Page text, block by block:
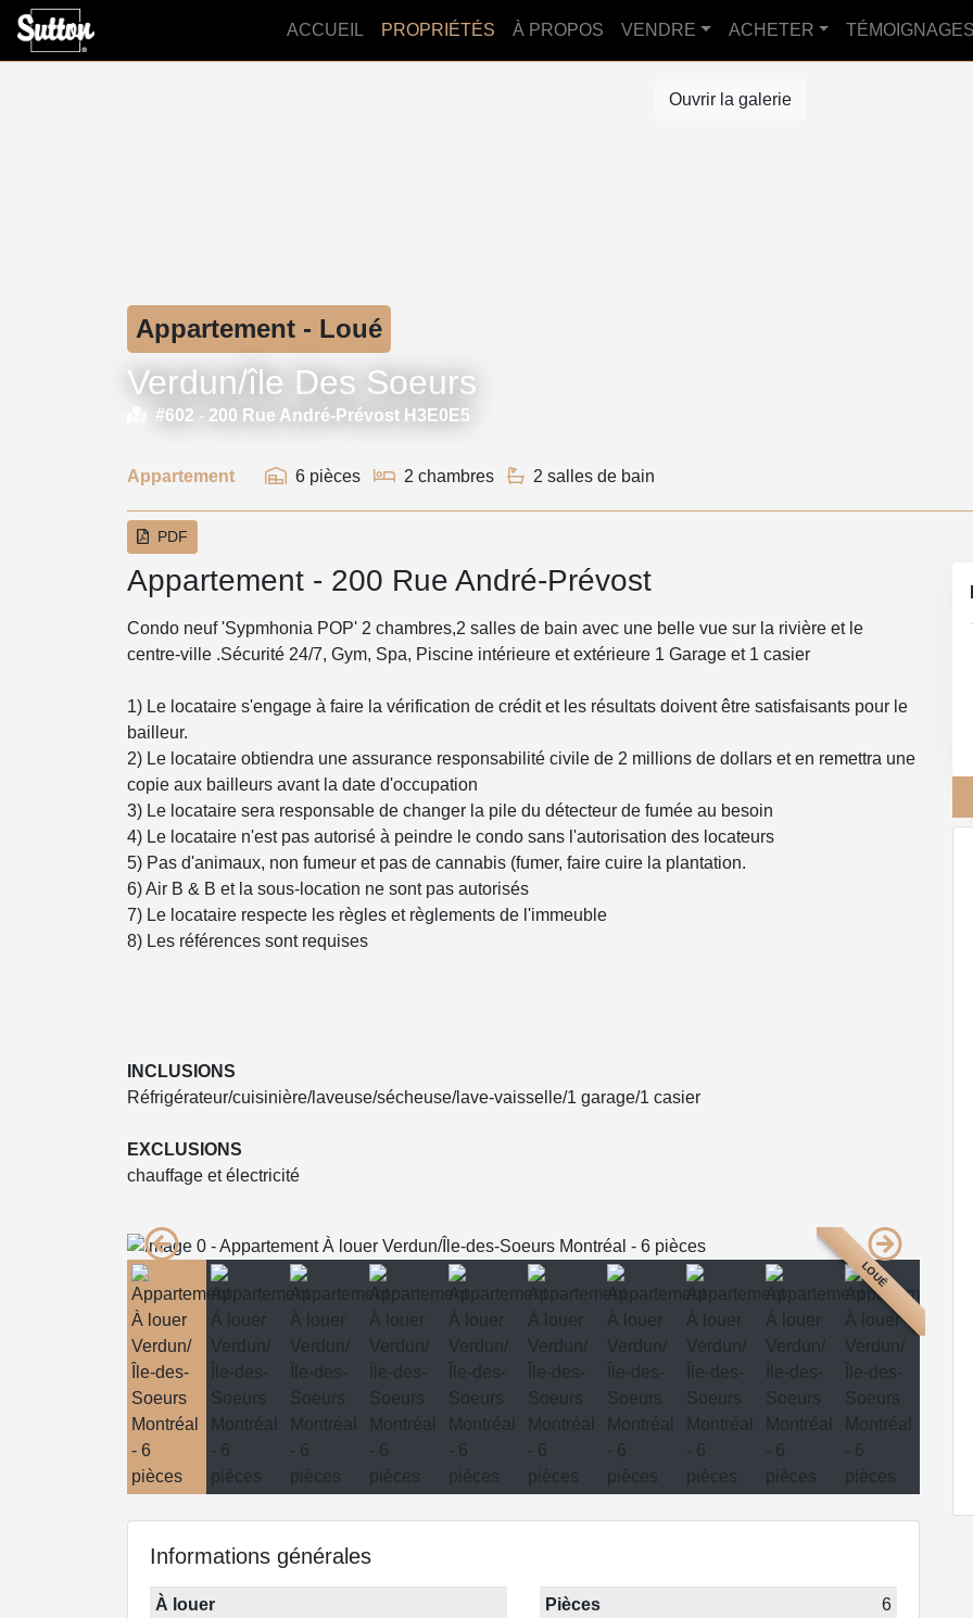
ACCUEIL PROPRIÉTÉS À PROPOS VENDRE ACHETER TÉMOIGNAGES
Ouvrir la galerie
Appartement - Loué
Verdun/île Des Soeurs
#602 - 200 Rue André-Prévost H3E0E5
Appartement 6 pièces 2 chambres 2 salles de bain
PDF
Appartement - 200 Rue André-Prévost
Condo neuf 'Sypmhonia POP' 2 chambres,2 salles de bain avec une belle vue sur la rivière et le
centre-ville .Sécurité 24/7, Gym, Spa, Piscine intérieure et extérieure 1 Garage et 1 casier
1) Le locataire s'engage à faire la vérification de crédit et les résultats doivent être satisfaisants pour le
bailleur.
2) Le locataire obtiendra une assurance responsabilité civile de 2 millions de dollars et en remettra une
copie aux bailleurs avant la date d'occupation
3) Le locataire sera responsable de changer la pile du détecteur de fumée au besoin
4) Le locataire n'est pas autorisé à peindre le condo sans l'autorisation des locateurs
5) Pas d'animaux, non fumeur et pas de cannabis (fumer, faire cuire la plantation.
6) Air B & B et la sous-location ne sont pas autorisés
7) Le locataire respecte les règles et règlements de l'immeuble
8) Les références sont requises
INCLUSIONS
Réfrigérateur/cuisinière/laveuse/sécheuse/lave-vaisselle/1 garage/1 casier
EXCLUSIONS
chauffage et électricité
LOUÉ
Informations générales
À louer
Pièces
6